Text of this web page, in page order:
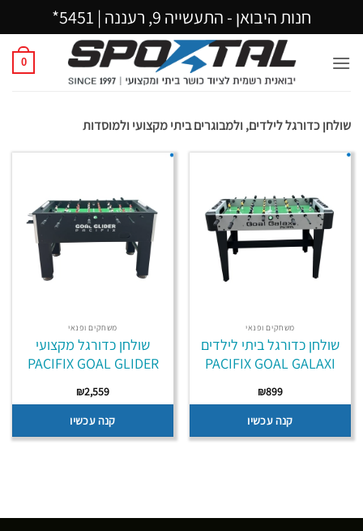
חנות היבואן - התעשייה 9, רעננה | 5451*
0
שולחן כדורגל לילדים, ולמבוגרים ביתי מקצועי ולמוסדות
משחקים ופנאי
שולחן כדורגל ביתי לילדים
PACIFIX GOAL GALAXI
₪899
קנה עכשיו
משחקים ופנאי
שולחן כדורגל מקצועי
PACIFIX GOAL GLIDER
₪2,559
קנה עכשיו